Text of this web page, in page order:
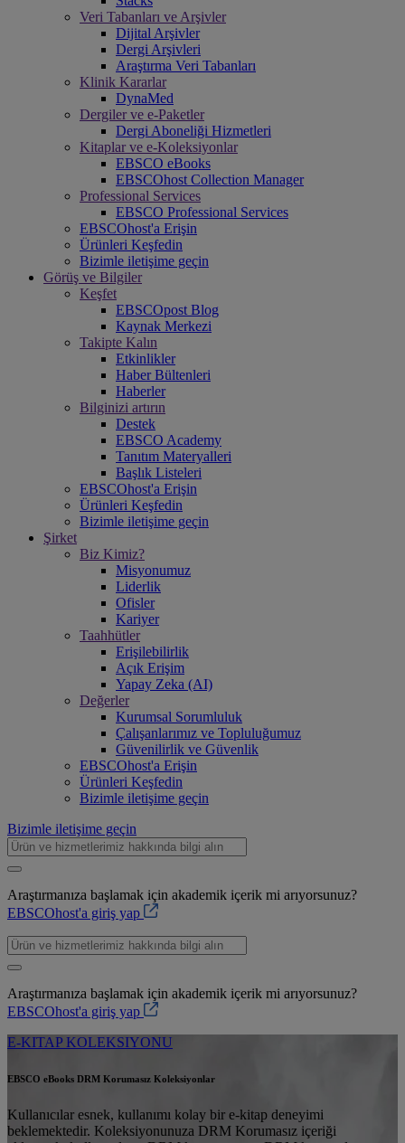
Veri Tabanları ve Arşivler
Dijital Arşivler
Dergi Arşivleri
Araştırma Veri Tabanları
Klinik Kararlar
DynaMed
Dergiler ve e-Paketler
Dergi Aboneliği Hizmetleri
Kitaplar ve e-Koleksiyonlar
EBSCO eBooks
EBSCOhost Collection Manager
Professional Services
EBSCO Professional Services
EBSCOhost'a Erişin
Ürünleri Keşfedin
Bizimle iletişime geçin
Görüş ve Bilgiler
Keşfet
EBSCOpost Blog
Kaynak Merkezi
Takipte Kalın
Etkinlikler
Haber Bültenleri
Haberler
Bilginizi artırın
Destek
EBSCO Academy
Tanıtım Materyalleri
Başlık Listeleri
EBSCOhost'a Erişin
Ürünleri Keşfedin
Bizimle iletişime geçin
Şirket
Biz Kimiz?
Misyonumuz
Liderlik
Ofisler
Kariyer
Taahhütler
Erişilebilirlik
Açık Erişim
Yapay Zeka (AI)
Değerler
Kurumsal Sorumluluk
Çalışanlarımız ve Topluluğumuz
Güvenilirlik ve Güvenlik
EBSCOhost'a Erişin
Ürünleri Keşfedin
Bizimle iletişime geçin
Bizimle iletişime geçin
Araştırmanıza başlamak için akademik içerik mi arıyorsunuz?
EBSCOhost'a giriş yap
Araştırmanıza başlamak için akademik içerik mi arıyorsunuz?
EBSCOhost'a giriş yap
E-KITAP KOLEKSIYONU
EBSCO eBooks DRM Korumasız Koleksiyonlar
Kullanıcılar esnek, kullanımı kolay bir e-kitap deneyimi
beklemektedir. Koleksiyonunuza DRM Korumasız içeriği